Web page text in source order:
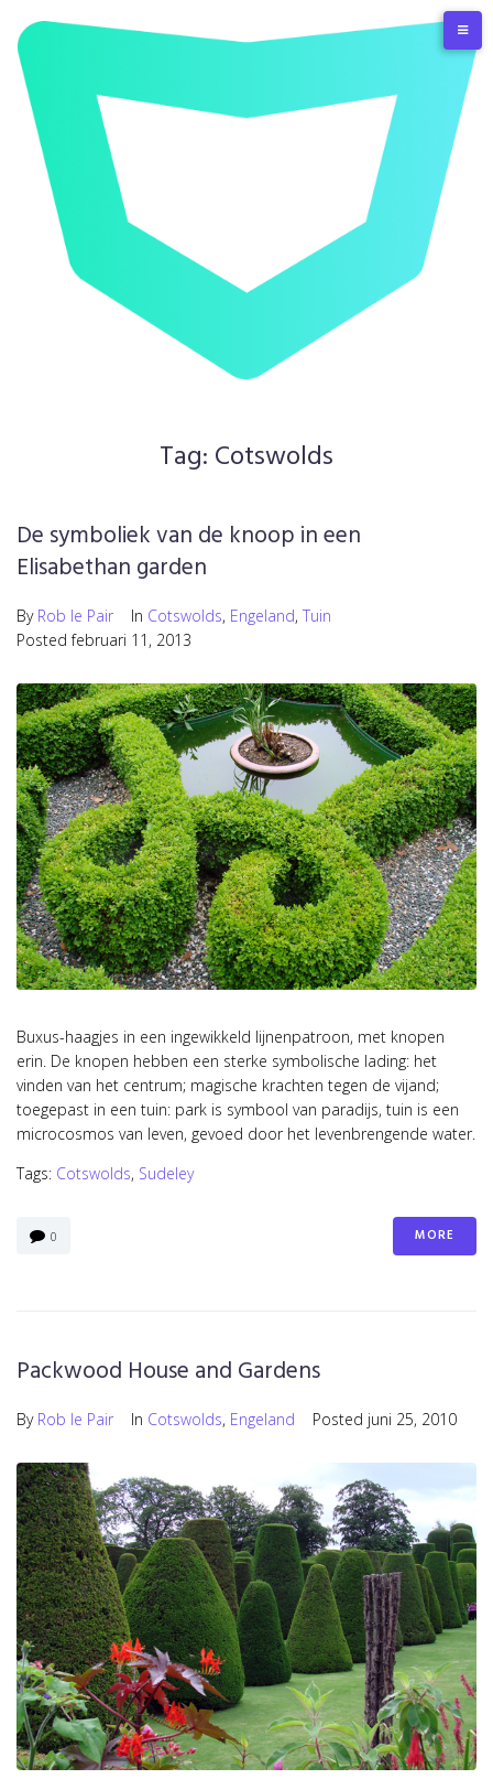
content
Tag: Cotswolds
De symboliek van de knoop in een
Elisabethan garden
By Rob le Pair In Cotswolds, Engeland, Tuin
Postedfebruari 11, 2013
Buxus-haagjes in een ingewikkeld lijnenpatroon, met knopen
erin. De knopen hebben een sterke symbolische lading: het
vinden van het centrum; magische krachten tegen de vijand;
toegepast in een tuin: park is symbool van paradijs, tuin is een
microcosmos van leven, gevoed door het levenbrengende water.
Tags: Cotswolds, Sudeley
0 MORE
Packwood House and Gardens
By Rob le Pair In Cotswolds, Engeland Posted juni 25, 2010